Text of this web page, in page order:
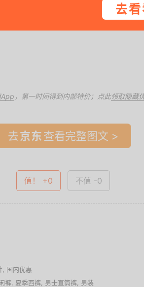
去
，第一时间得到内部特价；点此领取隐藏
去 查看完整图文 >
值！ +0 不值 -0
国内优惠
裤 夏季西裤 男士直筒裤 男装